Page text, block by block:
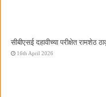
सीबीएसई दहावीच्या परीक्षेत
16th April 2026